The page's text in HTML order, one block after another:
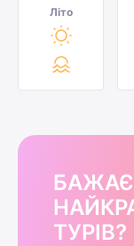
Літо
ТУРІВ?